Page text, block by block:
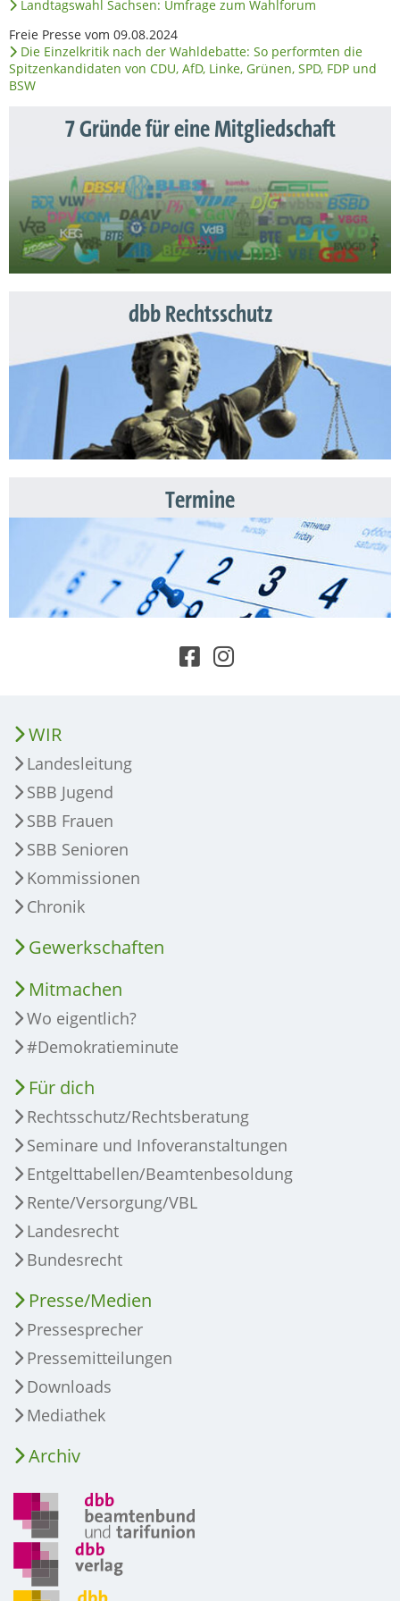
Landtagswahl Sachsen: Umfrage zum Wahlforum
Freie Presse vom 09.08.2024
Die Einzelkritik nach der Wahldebatte: So performten die
Spitzenkandidaten von CDU, AfD, Linke, Grünen, SPD, FDP und
BSW
7 Gründe für eine Mitgliedschaft
dbb Rechtsschutz
Termine
WIR
Landesleitung
SBB Jugend
SBB Frauen
SBB Senioren
Kommissionen
Chronik
Gewerkschaften
Mitmachen
Wo eigentlich?
#Demokratieminute
Für dich
Rechtsschutz/Rechtsberatung
Seminare und Infoveranstaltungen
Entgelttabellen/Beamtenbesoldung
Rente/Versorgung/VBL
Landesrecht
Bundesrecht
Presse/Medien
Pressesprecher
Pressemitteilungen
Downloads
Mediathek
Archiv